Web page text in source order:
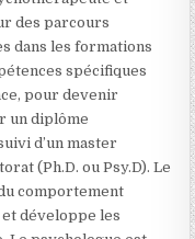
des parcours
dans les formations
spécifiques
pour devenir
un diplôme
d’un master
(Ph.D. ou Psy.D). Le
comportement
développe les